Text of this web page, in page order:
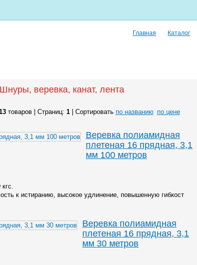
Главная Каталог
веревка, канат, лента
товаров | Страниц: 1| Сортировать по названию по цене
Веревка полиамидная
плетеная 16 прядная, 3,1
мм 100 метров
к истиранию, высокое удлинение, повышенную гибкост
Веревка полиамидная
плетеная 16 прядная, 3,1
мм 30 метров